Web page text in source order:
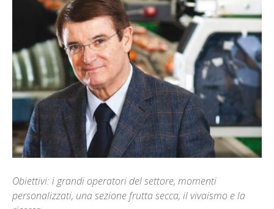
Obiettivi: i grandi operatori del settore, momenti
personalizzati, una sezione frutta secca, il vivaismo e la